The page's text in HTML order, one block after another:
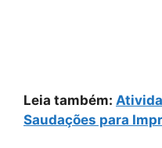
Leia também:
Saudações​ para